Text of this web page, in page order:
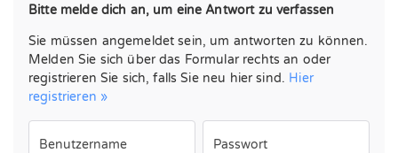
Bitte melde dich an, um eine Antwort zu verfassen
Sie müssen angemeldet sein, um antworten zu können.
Melden Sie sich über das Formular rechts an oder
registrieren Sie sich, falls Sie neu hier sind. Hier
registrieren »
Benutzername Passwort